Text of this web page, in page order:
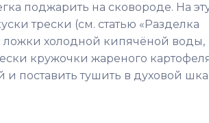
поджарить на сковороде. На
трески (см. статью «Разделка
ложки холодной кипячёной воды,
кружочки жареного
поставить тушить в духовой